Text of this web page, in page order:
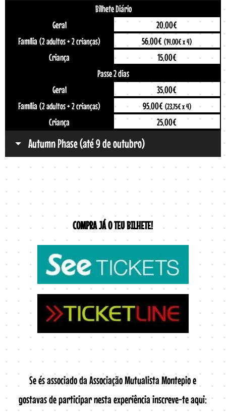
Bilhete Diário
Geral
20,00€
Família (2 adultos + 2 crianças) 56,00€ (14,00€ x 4)
Criança
15,00€
Passe 2 dias
Geral
35,00€
Família (2 adultos + 2 crianças) 95,00€ (23,75€ x 4)
Criança 25,00€
Autumn Phase (até 9 de outubro)
COMPRA JÁ O TEU BILHETE!
Se és associado da Associação Mutualista Montepio e
gostavas de participar nesta experiência inscreve-te aqui: